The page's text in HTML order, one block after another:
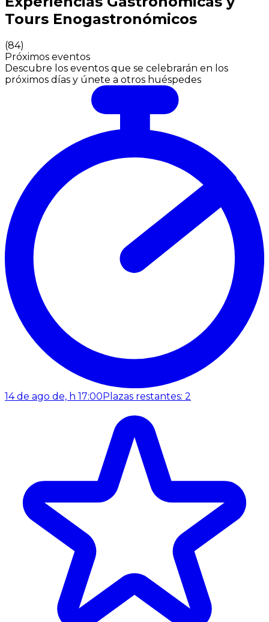
Tours Enogastronómicos
(84)
Próximos eventos
Descubre los eventos que se celebrarán en los
próximos días y únete a otros huéspedes
14 de ago de, h 17:00 Plazas restantes: 2